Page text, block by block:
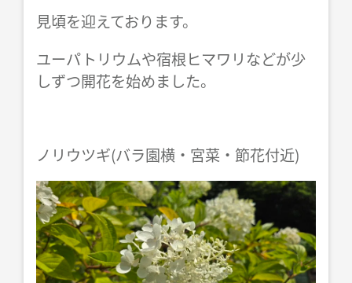
見頃を迎えております。
ユーパトリウムや宿根ヒマワリなどが少
しずつ開花を始めました。
ノリウツギ(バラ園横・宮菜・節花付近)